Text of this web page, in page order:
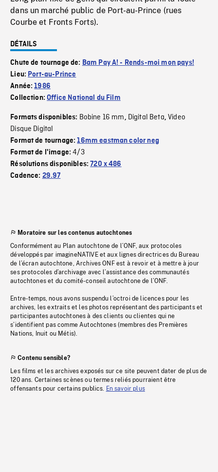
dans un marché public de Port-au-Prince (rues
Courbe et Fronts Forts).
DÉTAILS
Chute de tournage de: Bam Pay A! - Rends-moi mon pays!
Lieu: Port-au-Prince
Année:1986
Collection:Office National du Film
Formats disponibles: Bobine 16 mm, Digital Beta,Video
Disque Digital
Format de tournage:16mm eastman color neg
Format de l'image:4/3
Résolutions disponibles:720 x 486
Cadence: 29.97
Moratoire sur les contenus autochtones
Conformément au Plan autochtone de l’ONF, aux protocoles
développés par imagineNATIVE et aux lignes directrices du Bureau
de l’écran autochtone, Archives ONF est à revoir et à mettre à jour
ses protocoles d’archivage avec l’assistance des communautés
autochtones et du comité-conseil autochtone de l’ONF.
Entre-temps, nous avons suspendu l’octroi de licences pour les
archives, les extraits et les photos représentant des participants et
participantes autochtones à des clients ou clientes qui ne
s’identifient pas comme Autochtones (membres des Premières
Nations, Inuit ou Métis).
Contenu sensible?
Les films et les archives exposés sur ce site peuvent dater de plus de
120 ans. Certaines scènes ou termes reliés pourraient être
offensants pour certains publics. En savoir plus